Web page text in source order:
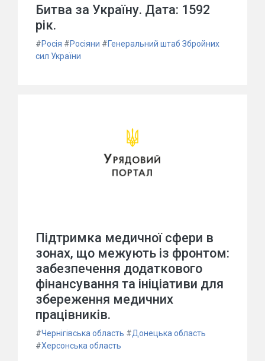
Битва за Україну. Дата: 1592
рік.
#Росія #Росіяни #Генеральний штаб Збройних
сил України
Підтримка медичної сфери в
зонах, що межують із фронтом:
забезпечення додаткового
фінансування та ініціативи для
збереження медичних
працівників.
#Чернігівська область #Донецька область
#Херсонська область